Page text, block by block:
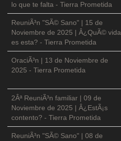
lo que te falta - Tierra Prometida
ReuniÃ³n "SÃ© Sano" | 15 de
Noviembre de 2025 | Â¿QuÃ© vida
es esta? - Tierra Prometida
OraciÃ³n | 13 de Noviembre de
2025 - Tierra Prometida
2Âª ReuniÃ³n familiar | 09 de
Noviembre de 2025 | Â¿EstÃ¡s
contento? - Tierra Prometida
ReuniÃ³n "SÃ© Sano" | 08 de